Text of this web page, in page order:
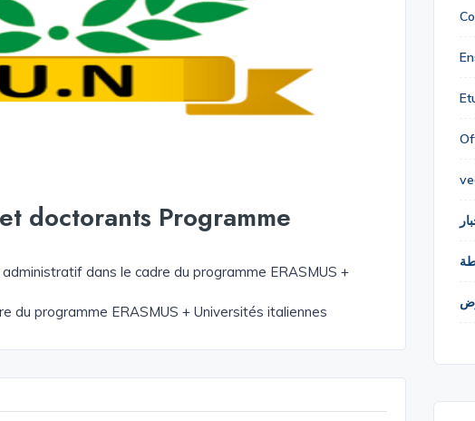
doctorants Programme
dans le cadre du programme ERASMUS +
du programme ERASMUS + Universités italiennes